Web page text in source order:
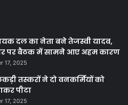
दल का नेता बने तेजस्वी यादव,
पर बैठक में सामने आए अहम कारण
17, 2025
तस्करों ने दो वनकर्मियों को
पीटा
17, 2025